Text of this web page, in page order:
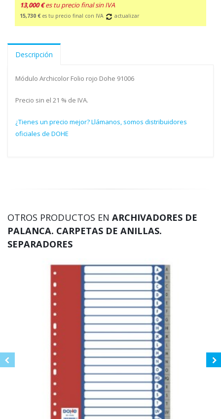
13,000 € es tu precio final sin IVA
15,730 € es tu precio final con IVA actualizar
Descripción
Módulo Archicolor Folio rojo Dohe 91006
Precio sin el 21 % de IVA.
¿Tienes un precio mejor? Llámanos, somos distribuidores
oficiales de DOHE
OTROS PRODUCTOS EN ARCHIVADORES DE
PALANCA. CARPETAS DE ANILLAS.
SEPARADORES